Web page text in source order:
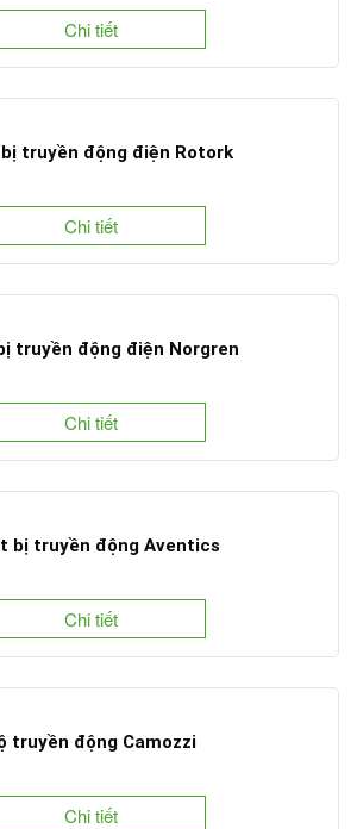
Chi tiết
truyền động điện Rotork
Chi tiết
truyền động điện Norgren
Chi tiết
bị truyền động Aventics
Chi tiết
truyền động Camozzi
Chi tiết